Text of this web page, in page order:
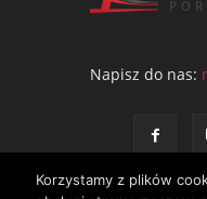
Napisz do nas:
Korzystamy z plików